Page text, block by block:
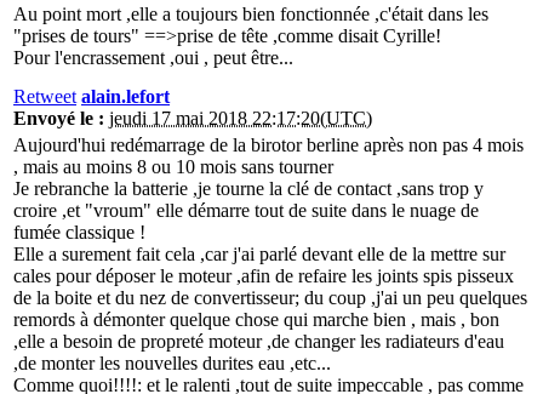
Au point mort ,elle a toujours bien fonctionnée ,c'était dans les
"prises de tours" ==>prise de tête ,comme disait Cyrille!
Pour l'encrassement ,oui , peut être...
Retweet alain.lefort
Envoyé le : jeudi 17 mai 2018 22:17:20(UTC)
Aujourd'hui redémarrage de la birotor berline après non pas 4 mois
, mais au moins 8 ou 10 mois sans tourner
Je rebranche la batterie ,je tourne la clé de contact ,sans trop y
croire ,et "vroum" elle démarre tout de suite dans le nuage de
fumée classique !
Elle a surement fait cela ,car j'ai parlé devant elle de la mettre sur
cales pour déposer le moteur ,afin de refaire les joints spis pisseux
de la boite et du nez de convertisseur; du coup ,j'ai un peu quelques
remords à démonter quelque chose qui marche bien , mais , bon
,elle a besoin de propreté moteur ,de changer les radiateurs d'eau
,de monter les nouvelles durites eau ,etc...
Comme quoi!!!!: et le ralenti ,tout de suite impeccable , pas comme